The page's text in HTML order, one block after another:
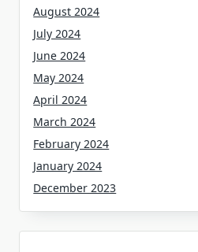
August 2024
July 2024
June 2024
May 2024
April 2024
March 2024
February 2024
January 2024
December 2023